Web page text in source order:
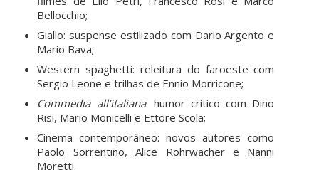
Bellocchio;
Giallo: suspense estilizado com Dario Argento e
Mario Bava;
Western spaghetti: releitura do faroeste com
Sergio Leone e trilhas de Ennio Morricone;
Commedia all’italiana: humor crítico com Dino
Risi, Mario Monicelli e Ettore Scola;
Cinema contemporâneo: novos autores como
Paolo Sorrentino, Alice Rohrwacher e Nanni
Moretti.